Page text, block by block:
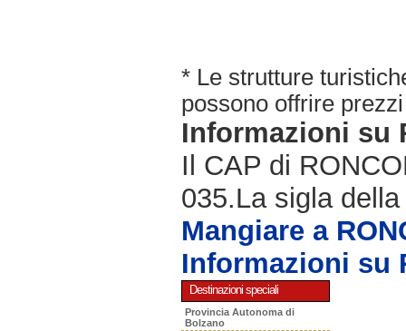
* Le strutture
possono offrire
Informazioni su
Il CAP di
035.La sigla
Mangiare a
Informazioni su
Destinazioni speciali
Provincia Autonoma di
Bolzano